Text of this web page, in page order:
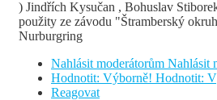
) Jindřích Kysučan , Bohuslav
použity ze závodu "Štramberský
Nurburgring
Nahlásit moderátorům Nahlásit
Hodnotit: Výborně! Hodnotit:
Reagovat